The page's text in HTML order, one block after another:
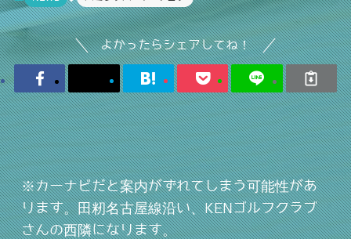
よかったらシェアしてね！
※カーナビだと案内がずれてしまう可能性があ
ります。田籾名古屋線沿い、KENゴルフクラブ
さんの西隣になります。